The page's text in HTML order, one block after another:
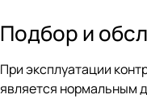
Подбор и
При эксплуатации
является нормальным